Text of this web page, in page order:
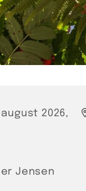
2026,
Jensen